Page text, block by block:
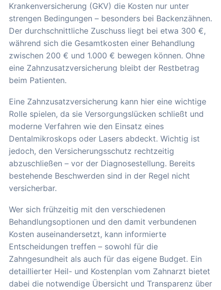
Krankenversicherung (GKV) die Kosten nur unter
strengen Bedingungen – besonders bei Backenzähnen.
Der durchschnittliche Zuschuss liegt bei etwa 300 €,
während sich die Gesamtkosten einer Behandlung
zwischen 200 € und 1.000 € bewegen können. Ohne
eine Zahnzusatzversicherung bleibt der Restbetrag
beim Patienten.
Eine Zahnzusatzversicherung kann hier eine wichtige
Rolle spielen, da sie Versorgungslücken schließt und
moderne Verfahren wie den Einsatz eines
Dentalmikroskops oder Lasers abdeckt. Wichtig ist
jedoch, den Versicherungsschutz rechtzeitig
abzuschließen – vor der Diagnosestellung. Bereits
bestehende Beschwerden sind in der Regel nicht
versicherbar.
Wer sich frühzeitig mit den verschiedenen
Behandlungsoptionen und den damit verbundenen
Kosten auseinandersetzt, kann informierte
Entscheidungen treffen – sowohl für die
Zahngesundheit als auch für das eigene Budget. Ein
detaillierter Heil- und Kostenplan vom Zahnarzt bietet
dabei die notwendige Übersicht und Transparenz über